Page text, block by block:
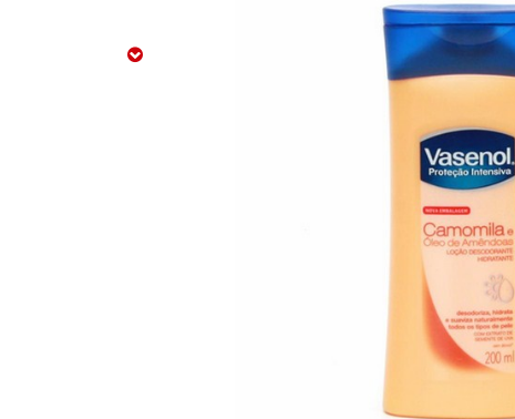
Vasenol